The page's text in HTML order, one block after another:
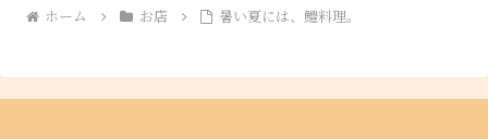
ホーム お店 暑い夏には、鱧料理。